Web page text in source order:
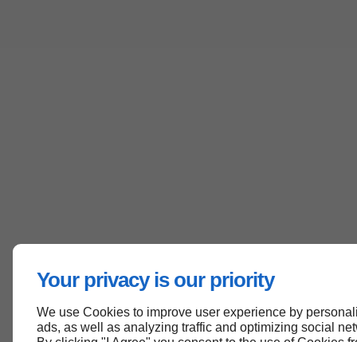
Your privacy is our priority
We use Cookies to improve user experience by
ads, as well as analyzing traffic and optimizing social